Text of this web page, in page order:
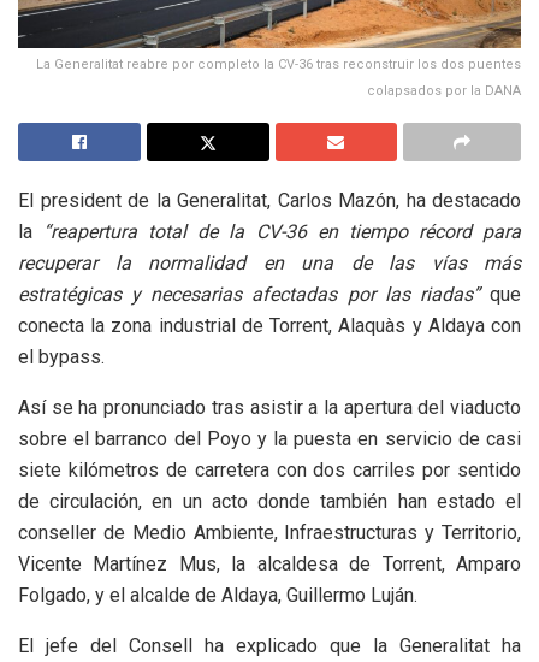
La Generalitat reabre por completo la CV-36 tras reconstruir los dos puentes
colapsados por la DANA
El president de la Generalitat, Carlos Mazón, ha destacado
la
“reapertura total de la CV-36 en tiempo récord para
recuperar la normalidad en una de las vías más
estratégicas y necesarias afectadas por las riadas”que
conecta la zona industrial de Torrent, Alaquàs y Aldaya con
el bypass.
Así se ha pronunciado tras asistir a la apertura del viaducto
sobre el barranco del Poyo y la puesta en servicio de casi
siete kilómetros de carretera con dos carriles por sentido
de circulación, en un acto donde también han estado el
conseller de Medio Ambiente, Infraestructuras y Territorio,
Vicente Martínez Mus, la alcaldesa de Torrent, Amparo
Folgado, y el alcalde de Aldaya, Guillermo Luján.
El jefe del Consell ha explicado que la Generalitat ha